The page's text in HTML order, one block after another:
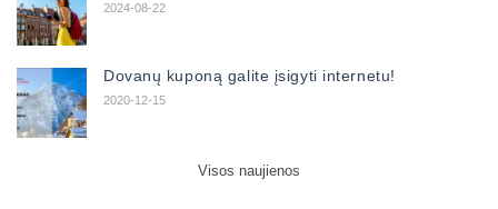
2024-08-22
Dovanų kuponą galite įsigyti internetu!
2020-12-15
Visos naujienos